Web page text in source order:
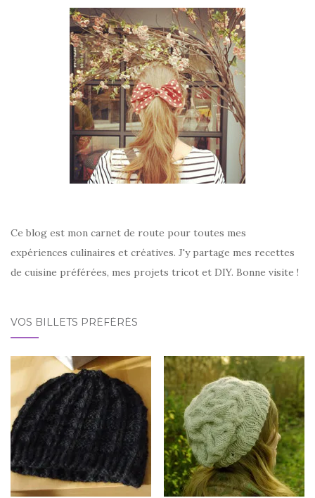
Ce blog est mon carnet de route pour toutes mes
expériences culinaires et créatives. J'y partage mes recettes
de cuisine préférées, mes projets tricot et DIY. Bonne visite !
VOS BILLETS PRÉFÉRÉS